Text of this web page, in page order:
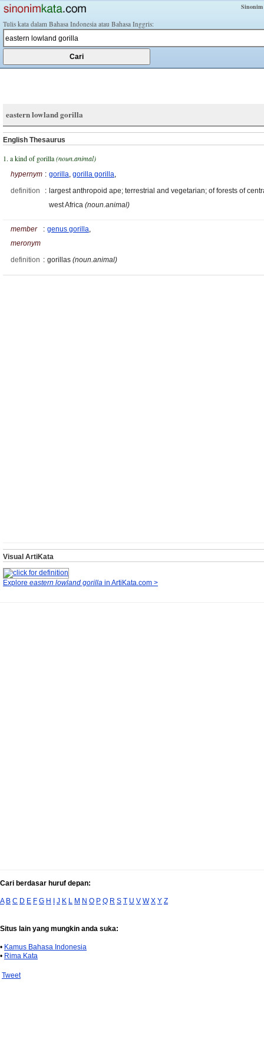
Tulis kata dalam Bahasa Indonesia atau Bahasa Inggris:
eastern lowland gorilla
English Thesaurus
1. a kind of gorilla(noun.animal)
hypernym : gorilla, gorilla gorilla,
definition
: largest anthropoid ape; terrestrial and vegetarian; of forests of
west Africa (noun.animal)
member
meronym
: genus gorilla,
definition : gorillas (noun.animal)
Visual ArtiKata
Explore eastern lowland gorilla in ArtiKata.com >
Cari berdasar huruf depan:
A B C D E F G H I J K L M N O P Q R S T U V W X Y Z
Situs lain yang mungkin anda suka:
• Kamus Bahasa Indonesia
• Rima Kata
Tweet